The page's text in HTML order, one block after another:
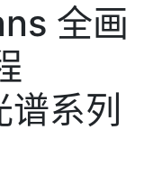
全画
系列